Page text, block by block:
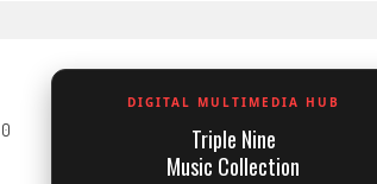
0
DIGITAL MULTIMEDIA HUB
Triple Nine
Music Collection